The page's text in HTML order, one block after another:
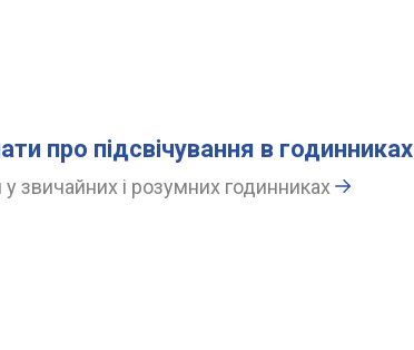
про підсвічування в годинниках
звичайних і розумних годинниках